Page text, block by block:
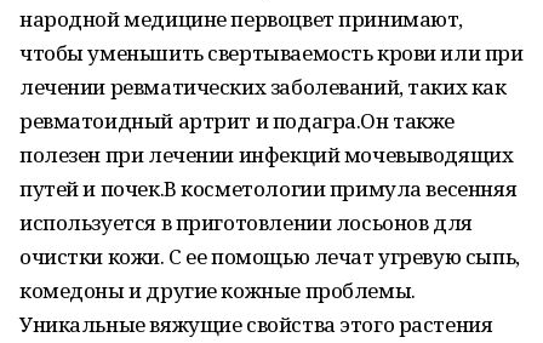
народной медицине первоцвет принимают,
чтобы уменьшить свертываемость крови или при
лечении ревматических заболеваний, таких как
ревматоидный артрит и подагра.Он также
полезен при лечении инфекций мочевыводящих
путей и почек.В косметологии примула весенняя
используется в приготовлении лосьонов для
очистки кожи. С ее помощью лечат угревую сыпь,
комедоны и другие кожные проблемы.
Уникальные вяжущие свойства этого растения